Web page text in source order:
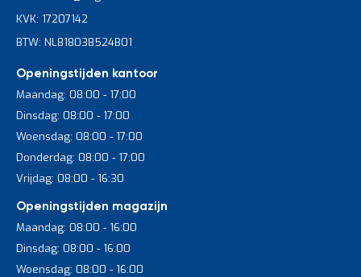
KVK: 17207142
BTW: NL818038524B01
Openingstijden kantoor
Maandag: 08:00 - 17:00
Dinsdag: 08:00 - 17:00
Woensdag: 08:00 - 17:00
Donderdag: 08:00 - 17:00
Vrijdag: 08:00 - 16:30
Openingstijden magazijn
Maandag: 08:00 - 16:00
Dinsdag: 08:00 - 16:00
Woensdag: 08:00 - 16:00